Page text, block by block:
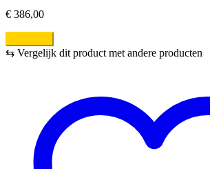
€ 386,00
⇆ Vergelijk dit product met andere producten